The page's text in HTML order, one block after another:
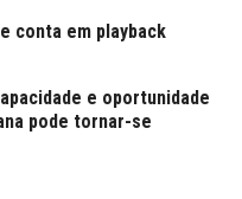
conta em playback
e oportunidade
pode tornar-se